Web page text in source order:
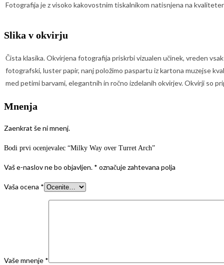
Fotografija je z visoko kakovostnim tiskalnikom natisnjena na
Slika v okvirju
Čista klasika. Okvirjena fotografija priskrbi vizualen učinek, vreden
fotografski, luster papir, nanj položimo paspartu iz kartona muzejse
med petimi barvami, elegantnih in ročno izdelanih okvirjev. Okvirji so
Mnenja
Zaenkrat še ni mnenj.
Bodi prvi ocenjevalec “Milky Way over Turret Arch”
Vaš e-naslov ne bo objavljen. * označuje zahtevana polja
Vaša ocena *
Vaše mnenje *